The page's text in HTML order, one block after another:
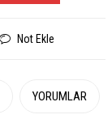
Not Ekle
YORUMLAR